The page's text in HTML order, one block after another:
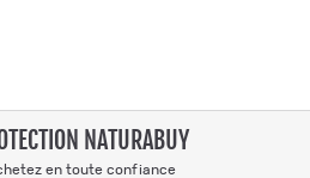
NATURABUY
en toute confiance